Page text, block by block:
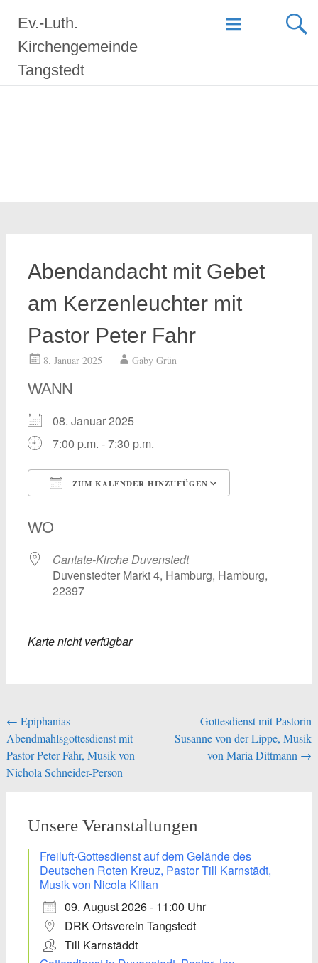
Inhalt
springen
Ev.-Luth.
Kirchengemeinde
Tangstedt
Abendandacht mit Gebet
am Kerzenleuchter mit
Pastor Peter Fahr
8. Januar 2025 Gaby Grün
WANN
08. Januar 2025
7:00 p.m. - 7:30 p.m.
ZUM KALENDER HINZUFÜGEN
WO
Cantate-Kirche Duvenstedt
Duvenstedter Markt 4, Hamburg, Hamburg,
22397
Karte nicht verfügbar
Beitragsnavigation
← Epiphanias –
Abendmahlsgottesdienst mit
Pastor Peter Fahr, Musik von
Nichola Schneider-Person
Gottesdienst mit Pastorin
Susanne von der Lippe, Musik
von Maria Dittmann →
Unsere Veranstaltungen
Freiluft-Gottesdienst auf dem Gelände des
Deutschen Roten Kreuz, Pastor Till Karnstädt,
Musik von Nicola Kilian
09. August 2026 - 11:00 Uhr
DRK Ortsverein Tangstedt
Till Karnstäddt